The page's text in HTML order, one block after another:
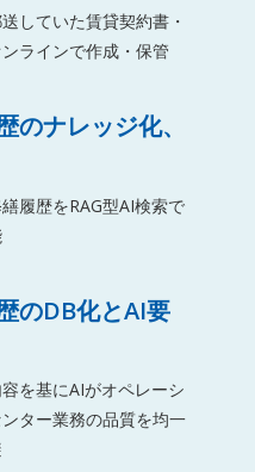
していた賃貸契約書・
ラインで作成・保管
のナレッジ化、
履歴をRAG型AI検索で
のDB化とAI要
を基にAIがオペレーシ
ター業務の品質を均一